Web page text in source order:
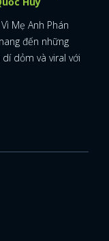
Mẹ Anh Phán
đến những
dỏm và viral với